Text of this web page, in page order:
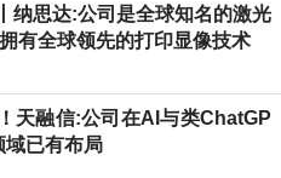
纳思达:公司是全球知名的激光
有全球领先的打印显像技术
天融信:公司在AI与类ChatGP
域已有布局